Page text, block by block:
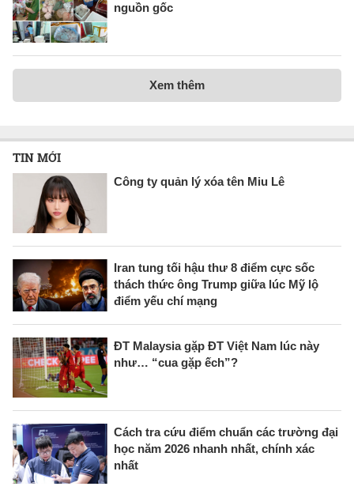
nguồn gốc
Xem thêm
TIN MỚI
Công ty quản lý xóa tên Miu Lê
Iran tung tối hậu thư 8 điểm cực sốc
thách thức ông Trump giữa lúc Mỹ lộ
điểm yếu chí mạng
ĐT Malaysia gặp ĐT Việt Nam lúc này
như… “cua gặp ếch”?
Cách tra cứu điểm chuẩn các trường đại
học năm 2026 nhanh nhất, chính xác
nhất